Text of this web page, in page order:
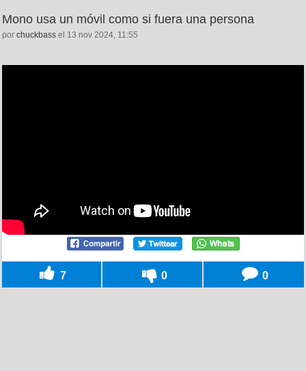
Mono usa un móvil como si fuera una persona
por chuckbass el 13 nov 2024, 11:55
7 0 0